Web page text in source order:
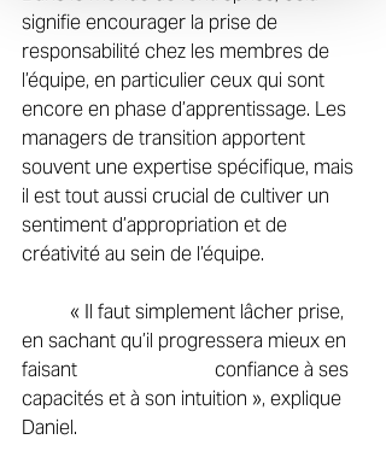
signifie encourager la prise de
responsabilité chez les membres de
l’équipe, en particulier ceux qui sont
encore en phase d’apprentissage. Les
managers de transition apportent
souvent une expertise spécifique, mais
il est tout aussi crucial de cultiver un
sentiment d’appropriation et de
créativité au sein de l’équipe.
en sachant qu’il progressera mieux en
faisant 			confiance à ses
capacités et à son intuition », explique
Daniel.